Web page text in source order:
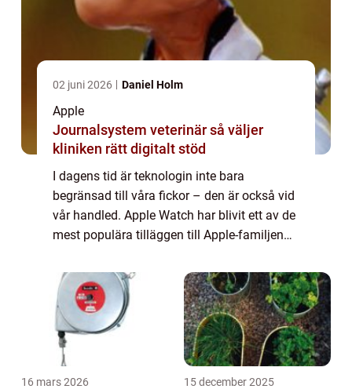
02 juni 2026 Daniel Holm
Apple
Journalsystem veterinär så väljer
kliniken rätt digitalt stöd
I dagens tid är teknologin inte bara
begränsad till våra fickor – den är också vid
vår handled. Apple Watch har blivit ett av de
mest populära tilläggen till Apple-familjen
klockor. I denna artikel ko...
16 mars 2026 15 december 2025